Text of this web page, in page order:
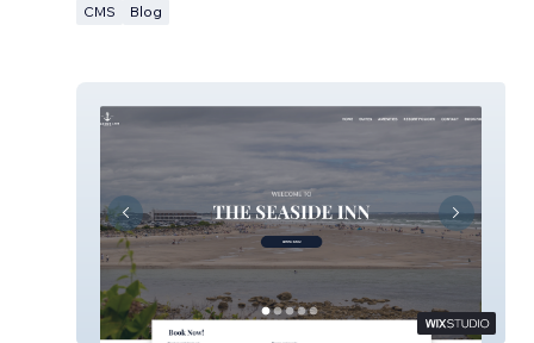
CMS Blog